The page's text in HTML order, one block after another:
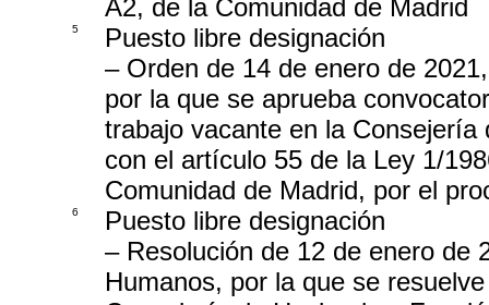
A2, de la Comunidad de Madrid
5
Puesto libre designación
– Orden de 14 de enero de
por la que se aprueba
trabajo vacante en la
con el artículo 55 de la Ley 1/
Comunidad de Madrid, por el
6
Puesto libre designación
– Resolución de 12 de enero de
Humanos, por la que se